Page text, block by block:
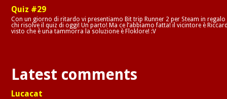
Quiz #29
Con un giorno di ritardo vi presentiamo Bit trip Runner 2 per Steam in regalo
chi risolve il quiz di oggi! Un parto! Ma ce l’abbiamo fatta! il vicintore è
visto che è una tammorra la soluzione è Floklore! :V
Latest comments
Lucacat